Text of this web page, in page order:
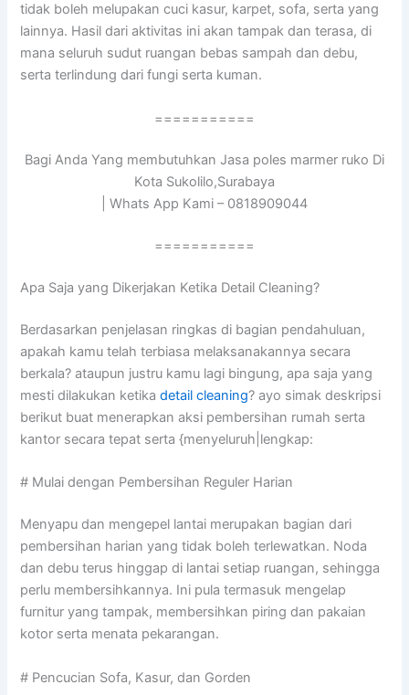
tidak boleh melupakan cuci kasur, karpet, sofa, serta yang
lainnya. Hasil dari aktivitas ini akan tampak dan terasa, di
mana seluruh sudut ruangan bebas sampah dan debu,
serta terlindung dari fungi serta kuman.
===========
Bagi Anda Yang membutuhkan Jasa poles marmer ruko Di
Kota Sukolilo,Surabaya
| Whats App Kami – 0818909044
===========
Apa Saja yang Dikerjakan Ketika Detail Cleaning?
Berdasarkan penjelasan ringkas di bagian pendahuluan,
apakah kamu telah terbiasa melaksanakannya secara
berkala? ataupun justru kamu lagi bingung, apa saja yang
mesti dilakukan ketikadetail cleaning? ayo simak deskripsi
berikut buat menerapkan aksi pembersihan rumah serta
kantor secara tepat serta {menyeluruh|lengkap:
# Mulai dengan Pembersihan Reguler Harian
Menyapu dan mengepel lantai merupakan bagian dari
pembersihan harian yang tidak boleh terlewatkan. Noda
dan debu terus hinggap di lantai setiap ruangan, sehingga
perlu membersihkannya. Ini pula termasuk mengelap
furnitur yang tampak, membersihkan piring dan pakaian
kotor serta menata pekarangan.
# Pencucian Sofa, Kasur, dan Gorden